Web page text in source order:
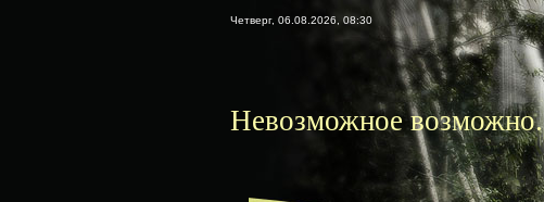
Четверг, 06.08.2026, 08:30
Невозможное возможно.